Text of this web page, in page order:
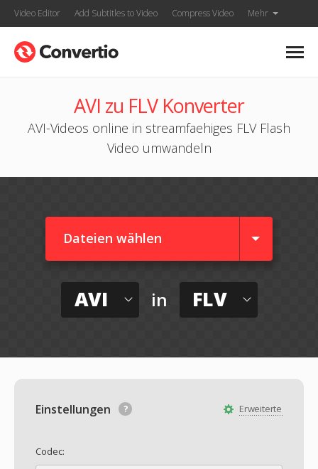
Video Editor Add Subtitles to Video Compress Video Mehr
AVI zu FLV Konverter
AVI-Videos online in streamfaehiges FLV Flash
Video umwandeln
Dateien wählen
AVI in FLV
Erweiterte
Einstellungen
Codec: